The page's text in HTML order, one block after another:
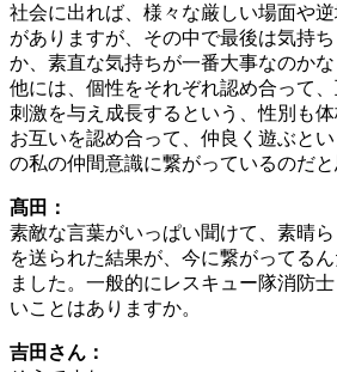
社会に出れば、様々な厳しい場面や
がありますが、その中で最後は気持
か、素直な気持ちが一番大事なのかな
他には、個性をそれぞれ認め合って
刺激を与え成長するという、性別も体
お互いを認め合って、仲良く遊ぶと
の私の仲間意識に繋がっているのだと
髙田：
素敵な言葉がいっぱい聞けて、素晴
を送られた結果が、今に繋がってる
ました。一般的にレスキュー隊消防
いことはありますか。
吉田さん：